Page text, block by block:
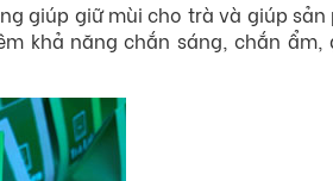
giúp giữ mùi cho trà và giúp
khả năng chắn sáng, chắn